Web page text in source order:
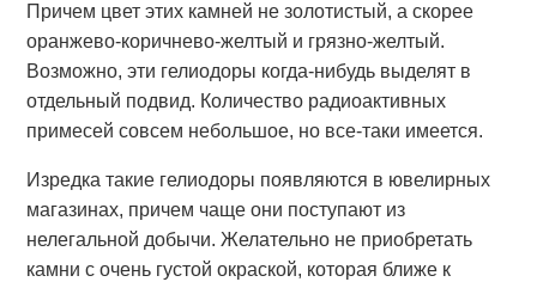
Причем цвет этих камней не золотистый, а скорее
оранжево-коричнево-желтый и грязно-желтый.
Возможно, эти гелиодоры когда-нибудь выделят в
отдельный подвид. Количество радиоактивных
примесей совсем небольшое, но все-таки имеется.
Изредка такие гелиодоры появляются в ювелирных
магазинах, причем чаще они поступают из
нелегальной добычи. Желательно не приобретать
камни с очень густой окраской, которая ближе к